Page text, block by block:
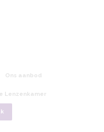
Ons aanbod
Lenzenkamer